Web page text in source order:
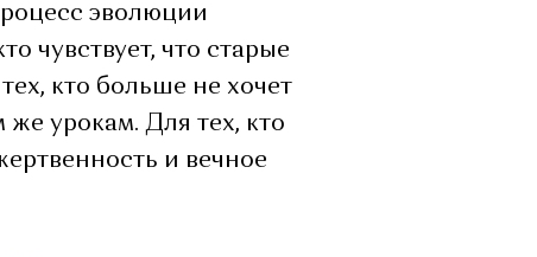
эволюции
чувствует, что старые
кто больше не хочет
урокам. Для тех, кто
и вечное